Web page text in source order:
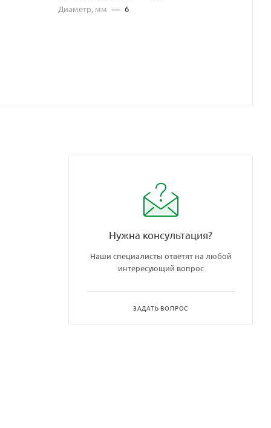
Диаметр, мм — 6
Нужна консультация?
Наши специалисты ответят на любой
интересующий вопрос
ЗАДАТЬ ВОПРОС